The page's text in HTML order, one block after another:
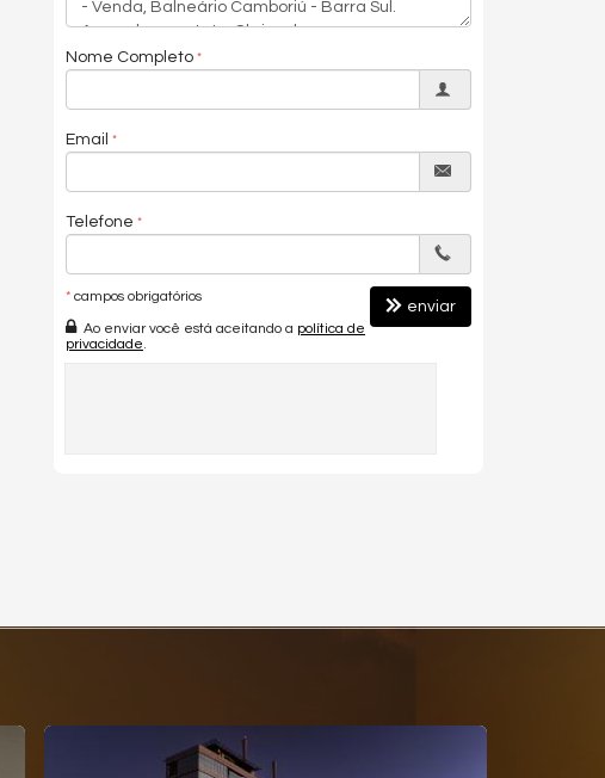
Nome Completo
Email
Telefone
* campos obrigatórios
Ao enviar você está aceitando a política de
privacidade
enviar